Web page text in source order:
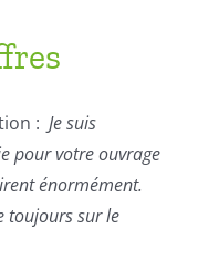
des
ronds
: Je suis
pour votre ouvrage
énormément.
toujours sur le